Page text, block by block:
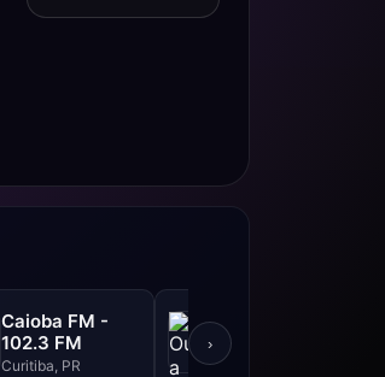
Caioba FM -
102.3 FM
Curitiba, PR
105.5 FM
Curitiba, PR
›